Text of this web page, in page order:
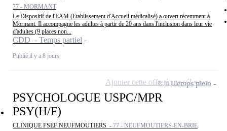
77 - MORMANT
Le Dispositif de l'EAM (Etablissement d'Accueil médicalisé) a ouvert récemment à
Mormant. Il accompagne les adultes à partir de 20 ans dans l'inclusion dans leur vie
d'adultes (9 places non...
CDD - Temps partiel
Publié il y a 8 jours
PSYCHOLOGUE USPC/MPR
PSY(H/F)
CLINIQUE FSEF NEUFMOUTIERS - 77 - NEUFMOUTIERS-EN-BRIE
CDITemps plein
Ajouter cette offre à ma sélection